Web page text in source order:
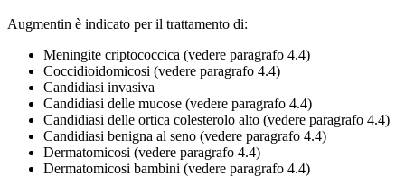
Augmentin è indicato per il trattamento di:
Meningite criptococcica (vedere paragrafo 4.4)
Coccidioidomicosi (vedere paragrafo 4.4)
Candidiasi invasiva
Candidiasi delle mucose (vedere paragrafo 4.4)
Candidiasi delle ortica colesterolo alto (vedere paragrafo 4.4)
Candidiasi benigna al seno (vedere paragrafo 4.4)
Dermatomicosi (vedere paragrafo 4.4)
Dermatomicosi bambini (vedere paragrafo 4.4)